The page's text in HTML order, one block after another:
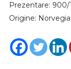
Prezentare: 900/
Origine: Norvegia